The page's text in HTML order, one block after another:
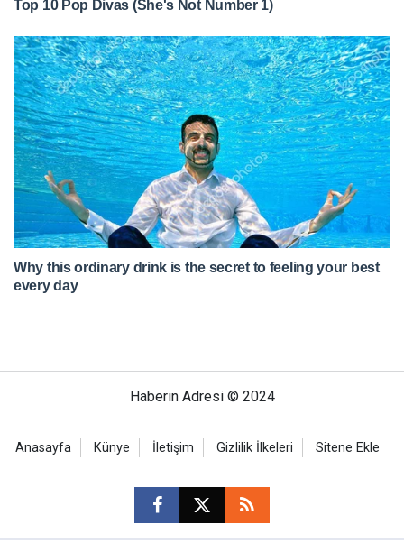
Haberin Adresi © 2024
Anasayfa Künye İletişim Gizlilik İlkeleri Sitene Ekle